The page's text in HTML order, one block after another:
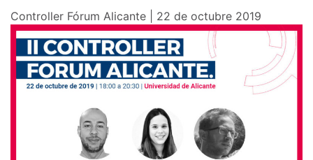
Controller Fórum Alicante | 22 de octubre 2019